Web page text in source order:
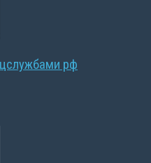
рф